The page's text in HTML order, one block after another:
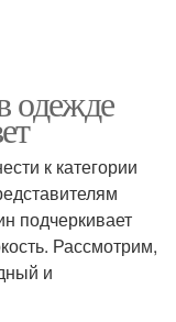
одежде
к категории
подчеркивает
Рассмотрим,
и